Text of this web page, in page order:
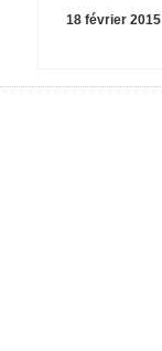
18 février 2015